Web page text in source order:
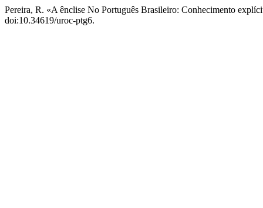
Pereira, R. «A ênclise No Português Brasileiro: Conhecimento
doi:10.34619/uroc-ptg6.